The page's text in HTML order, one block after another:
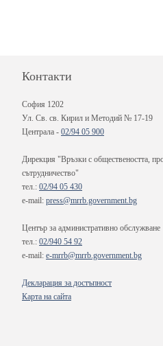
Контакти
София 1202
Ул. Св. св. Кирил и Методий № 17-19
Централа - 02/94 05 900
Дирекция "Връзки с обществеността,
сътрудничество"
тел.: 02/94 05 430
e-mail: press@mrrb.government.bg
Център за административно обслужване
тел.: 02/940 54 92
e-mail: e-mrrb@mrrb.government.bg
Декларация за достъпност
Карта на сайта